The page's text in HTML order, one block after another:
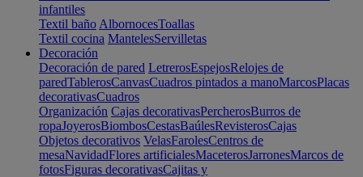
infantiles
Textil baño AlbornocesToallas
Textil cocina MantelesServilletas
Decoración
Decoración de pared LetrerosEspejosRelojes de
paredTablerosCanvasCuadros pintados a manoMarcosPlacas
decorativasCuadros
Organización Cajas decorativasPercherosBurros de
ropaJoyerosBiombosCestasBaúlesRevisterosCajas
Objetos decorativos VelasFarolesCentros de
mesaNavidadFlores artificialesMaceterosJarronesMarcos de
fotosFiguras decorativasCajitas y